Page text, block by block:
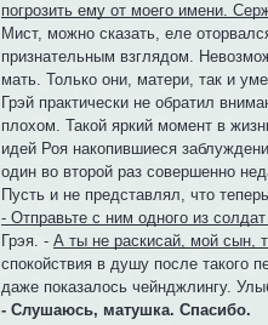
погрозить ему от моего имени.
Мист, можно сказать, еле
признательным взглядом.
мать. Только они, матери, так и
Грэй практически не обратил
плохом. Такой яркий момент в
идей Роя накопившиеся
один во второй раз совершенно
Пусть и не представлял, что
- Отправьте с ним одного из
Грэя. -А ты не раскисай, мой сын,
спокойствия в душу после такого
даже показалось чейнджлингу.
- Слушаюсь, матушка. Спасибо.